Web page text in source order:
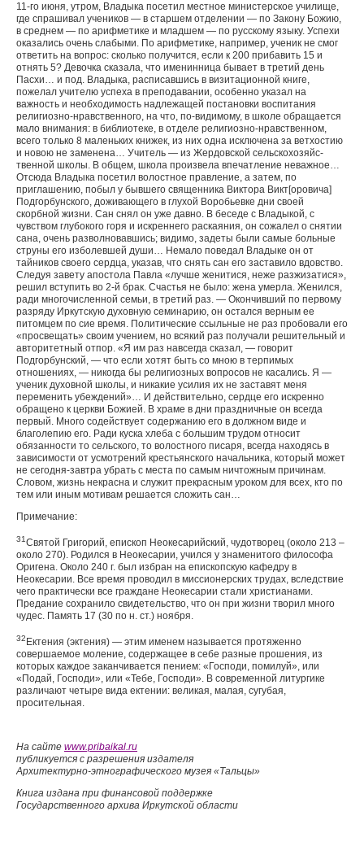
11-го июня, утром, Владыка посетил местное министер­ское училище,
где спрашивал учеников — в старшем отде­лении — по Закону Божию,
в среднем — по арифметике и младшем — по русскому языку. Успехи
оказались очень слабыми. По арифметике, например, ученик не смог
отве­тить на вопрос: сколько получится, если к 200 прибавить 15 и
отнять 5? Девочка сказала, что именинница бывает в третий день
Пасхи… и под. Владыка, расписавшись в ви­зитационной книге,
пожелал учителю успеха в преподавании, особенно указал на
важность и необходимость надлежащей постановки воспитания
религиозно-нравственного, на что, по-видимому, в школе обращается
мало внимания: в библиотеке, в отделе религиозно-нравственном,
всего только 8 малень­ких книжек, из них одна исключена за ветхостию
и новою не заменена… Учитель — из Жердовской сельскохозяйс­
твенной школы. В общем, школа произвела впечатление неважное…
Отсюда Владыка посетил волостное правление, а затем, по
приглашению, побыл у бывшего священника Виктора Викт[оровича]
Подгорбунского, доживающего в глухой Воробьевке дни своей
скорбной жизни. Сан снял он уже давно. В беседе с Владыкой, с
чувством глубокого горя и искреннего раскаяния, он сожалел о снятии
сана, очень разволновавшись; видимо, задеты были самые больные
струны его изболевшей души… Немало поведал Владыке он от
тайников своего сердца, указав, что снять сан его заставило вдовство.
Следуя завету апостола Павла «лучше женитися, неже разжизатися»,
решил вступить во 2-й брак. Счастья не было: жена умерла. Женился,
ради многочис­ленной семьи, в третий раз. — Окончивший по первому
разряду Иркутскую духовную семинарию, он остался вер­ным ее
питомцем по сие время. Политические ссыльные не раз пробовали его
«просвещать» своим учением, но всякий раз получали решительный и
авторитетный отпор. «Я им раз навсегда сказал, — говорит
Подгорбунский, — что если хотят быть со мною в терпимых
отношениях, — никогда бы религиозных вопросов не касались. Я —
ученик духовной школы, и никакие усилия их не заставят меня
переменить убеждений»… И действительно, сердце его искренно
обра­щено к церкви Божией. В храме в дни праздничные он всег­да
первый. Много содействует содержанию его в должном виде и
благолепию его. Ради куска хлеба с большим трудом относит
обязанности то сельского, то волостного писаря, всегда находясь в
зависимости от усмотрений крестьянско­го начальника, который может
не сегодня-завтра убрать с места по самым ничтожным причинам.
Словом, жизнь некрасна и служит прекрасным уроком для всех, кто по
тем или иным мотивам решается сложить сан…
Примечание:
31Святой Григорий, епископ Неокесарийский, чудотворец (око­ло 213 –
около 270). Родился в Неокесарии, учился у знаменитого философа
Оригена. Около 240 г. был избран на епископскую кафедру в
Неокесарии. Все время проводил в миссионерских тру­дах, вследствие
чего практически все граждане Неокесарии стали христианами.
Предание сохранило свидетельство, что он при жиз­ни творил много
чудес. Память 17 (30 по н. ст.) ноября.
32 Ектения (эктения) — этим именем называется протяженно
совершаемое моление, содержащее в себе разные прошения, из
которых каждое заканчивается пением: «Господи, помилуй», или
«Подай, Господи», или «Тебе, Господи». В современной литур­гике
различают четыре вида ектении: великая, малая, сугубая,
просительная.
На сайте www.pribaikal.ru
публикуется с разрешения издателя
Архитектурно-этнографического музея «Тальцы»
Книга издана при финансовой поддержке
Государственного архива Иркутской области